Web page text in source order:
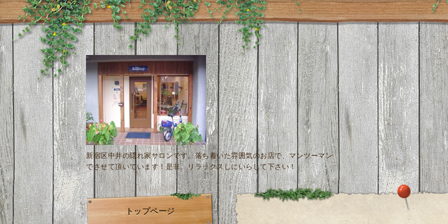
新宿区中井の隠れ家サロンです。落ち着いた雰囲気のお店で、マンツーマン
でさせて頂いています！是非、リラックスしにいらして下さい！
トップページ